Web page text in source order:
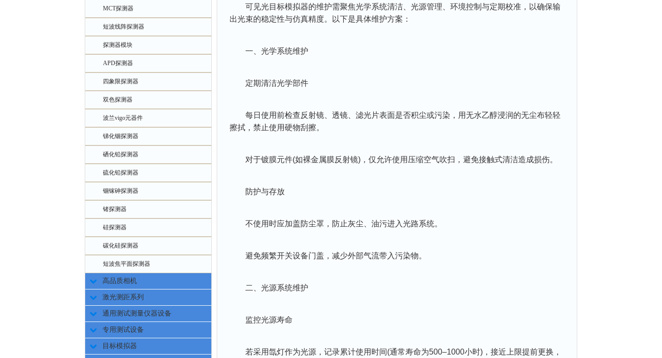
MCT探测器
短波线阵探测器
探测器模块
APD探测器
四象限探测器
双色探测器
波兰vigo元器件
锑化铟探测器
硒化铅探测器
硫化铅探测器
铟镓砷探测器
锗探测器
硅探测器
碳化硅探测器
短波焦平面探测器
高品质相机
激光测距系列
通用测试测量仪器设备
专用测试设备
目标模拟器
可见光目标模拟器的维护需聚焦光学系统清洁、光源管理、环境控制与定期校准‌，以确保输
出光束的稳定性与仿真精度。以下是具体维护方案：
一、光学系统维护‌
定期清洁光学部件‌
每日使用前检查‌反射镜、透镜、滤光片‌表面是否积尘或污染，用‌无水乙醇浸润的无尘布‌轻轻
擦拭，禁止使用硬物刮擦。
对于镀膜元件(如裸金属膜反射镜)，仅允许使用压缩空气吹扫，避免接触式清洁造成损伤。
防护与存放‌
不使用时应加盖‌防尘罩‌，防止灰尘、油污进入光路系统。
避免频繁开关设备门盖，减少外部气流带入污染物。
二、光源系统维护‌
监控光源寿命‌
若采用‌氙灯‌作为光源，记录累计使用时间(通常寿命为500–1000小时)，接近上限提前更换，